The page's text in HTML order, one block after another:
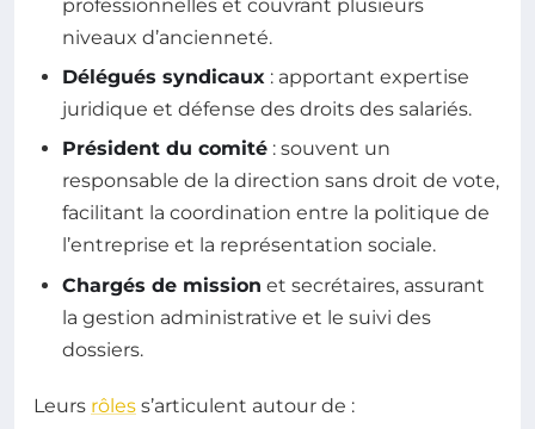
professionnelles et couvrant plusieurs
niveaux d’ancienneté.
Délégués syndicaux : apportant expertise
juridique et défense des droits des salariés.
Président du comité : souvent un
responsable de la direction sans droit de vote,
facilitant la coordination entre la politique de
l’entreprise et la représentation sociale.
Chargés de mission et secrétaires, assurant
la gestion administrative et le suivi des
dossiers.
Leurs rôles s’articulent autour de :